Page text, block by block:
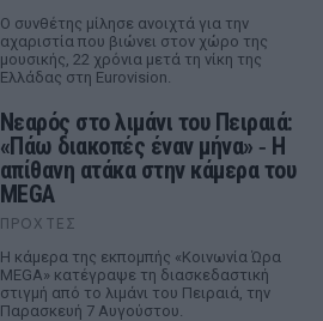
Ο συνθέτης μίλησε ανοιχτά για την
αχαριστία που βιώνει στον χώρο της
μουσικής, 22 χρόνια μετά τη νίκη της
Ελλάδας στη Eurovision.
Νεαρός στο λιμάνι του Πειραιά:
«Πάω διακοπές έναν μήνα» ‑ Η
απίθανη ατάκα στην κάμερα του
MEGA
ΠΡΟΧΤΈΣ
Η κάμερα της εκπομπής «Κοινωνία Ώρα
MEGA» κατέγραψε τη διασκεδαστική
στιγμή από το λιμάνι του Πειραιά, την
Παρασκευή 7 Αυγούστου.